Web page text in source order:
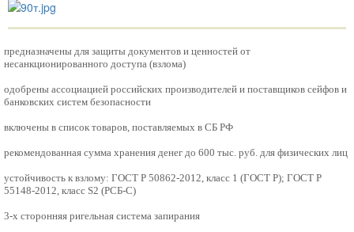
предназначены для защиты документов и ценностей от
несанкционированного доступа (взлома)
одобрены ассоциацией российских производителей и поставщиков сейфов и
банковских систем безопасности
включены в список товаров, поставляемых в СБ РФ
рекомендованная сумма хранения денег до 600 тыс. руб. для физических лиц
устойчивость к взлому: ГОСТ Р 50862-2012, класс 1 (ГОСТ Р); ГОСТ Р
55148-2012, класс S2 (РСБ-С)
3-х сторонняя ригельная система запирания